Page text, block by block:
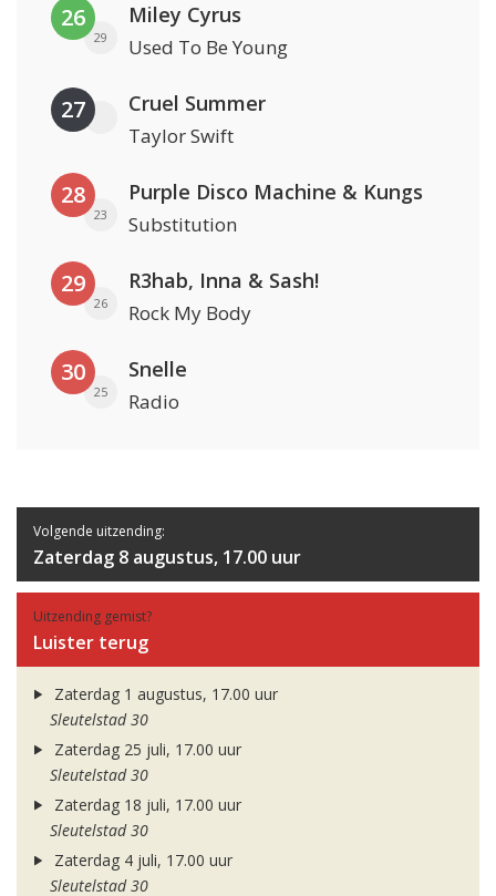
26
29
Miley Cyrus
Used To Be Young
27 Cruel Summer
Taylor Swift
28
23
Purple Disco Machine & Kungs
Substitution
29
26
R3hab, Inna & Sash!
Rock My Body
30
25
Snelle
Radio
Volgende uitzending:
Zaterdag 8 augustus, 17.00 uur
Uitzending gemist?
Luister terug
Zaterdag 1 augustus, 17.00 uur
Sleutelstad 30
Zaterdag 25 juli, 17.00 uur
Sleutelstad 30
Zaterdag 18 juli, 17.00 uur
Sleutelstad 30
Zaterdag 4 juli, 17.00 uur
Sleutelstad 30